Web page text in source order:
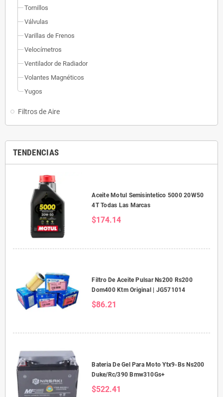
Tornillos
Válvulas
Varillas de Frenos
Velocímetros
Ventilador de Radiador
Volantes Magnéticos
Yugos
Filtros de Aire
TENDENCIAS
Aceite Motul Semisintetico 5000 20W50
4T Todas Las Marcas
$174.14
Filtro De Aceite Pulsar Ns200 Rs200
Dom400 Ktm Original | JG571014
$86.21
Bateria De Gel Para Moto Ytx9-Bs Ns200
Duke/Rc/390 Bmw310Gs+
$522.41